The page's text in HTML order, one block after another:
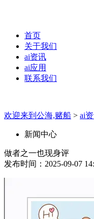
首页
关于我们
ai资讯
ai应用
联系我们
欢迎来到公海,赌船 > ai
新闻中心
做者之一也现身评
发布时间：2025-09-07